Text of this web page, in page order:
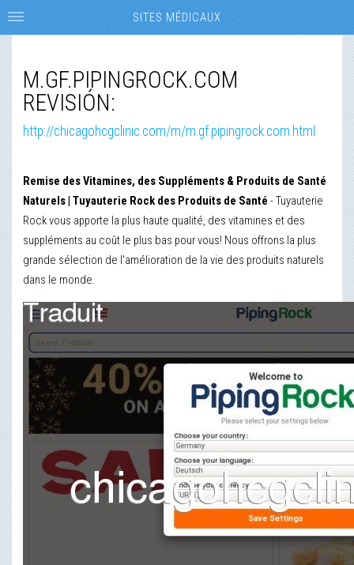
M.GF.PIPINGROCK.COM
REVISIÓN:
http://chicagohcgclinic.com/m/m.gf.pipingrock.com.html
Remise des Vitamines, des Suppléments & Produits de Santé
Naturels | Tuyauterie Rock des Produits de Santé - Tuyauterie
Rock vous apporte la plus haute qualité, des vitamines et des
suppléments au coût le plus bas pour vous! Nous offrons la plus
grande sélection de l'amélioration de la vie des produits naturels
dans le monde.
SITES MÉDICAUX